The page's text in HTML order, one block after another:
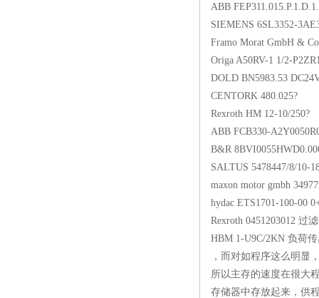
ABB
SIEMENS
Framo Morat GmbH
Origa A50RV-1 1/
DOLD BN5983.53
CENTORK
Rexroth HM
ABB FCB330-
B&R
SALTUS
maxon motor
hydac ETS1701-
Rexroth
HBM 1-U9C/
，而对如程序这么明显
所以主存的速度在很大
存储器中存放起来，供